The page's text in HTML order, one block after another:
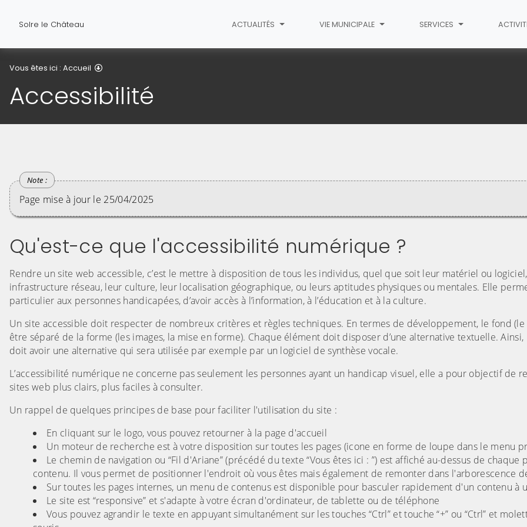
Solre le Château ACTUALITÉS VIE MUNICIPALE SERVICES
Vous êtes ici : Accueil
Accessibilité
Page mise à jour le 25/04/2025
Qu'est-ce que l'accessibilité numérique ?
Rendre un site web accessible, c’est le mettre à disposition de tous les individus, quel que soit leur matériel ou
infrastructure réseau, leur culture, leur localisation géographique, ou leurs aptitudes physiques ou mentales. Elle
particulier aux personnes handicapées, d’avoir accès à l’information, à l’éducation et à la culture.
Un site accessible doit respecter de nombreux critères et règles techniques. En termes de développement, le fond
être séparé de la forme (les images, la mise en forme). Chaque élément doit disposer d’une alternative textuelle. Ainsi,
doit avoir une alternative qui sera utilisée par exemple par un logiciel de synthèse vocale.
L’accessibilité numérique ne concerne pas seulement les personnes ayant un handicap visuel, elle a pour objectif de
sites web plus clairs, plus faciles à consulter.
Un rappel de quelques principes de base pour faciliter l'utilisation du site :
En cliquant sur le logo, vous pouvez retourner à la page d'accueil
Un moteur de recherche est à votre disposition sur toutes les pages (icone en forme de loupe dans le menu
Le chemin de navigation ou “Fil d'Ariane” (précédé du texte “Vous êtes ici : ”) est affiché au-dessus de chaque
contenu. Il vous permet de positionner l'endroit où vous êtes mais également de remonter dans l'arborescence
Sur toutes les pages internes, un menu de contenus est disponible pour basculer rapidement d'un contenu à
Le site est “responsive” et s'adapte à votre écran d'ordinateur, de tablette ou de téléphone
Vous pouvez agrandir le texte en appuyant simultanément sur les touches “Ctrl” et touche “+” ou “Ctrl” et